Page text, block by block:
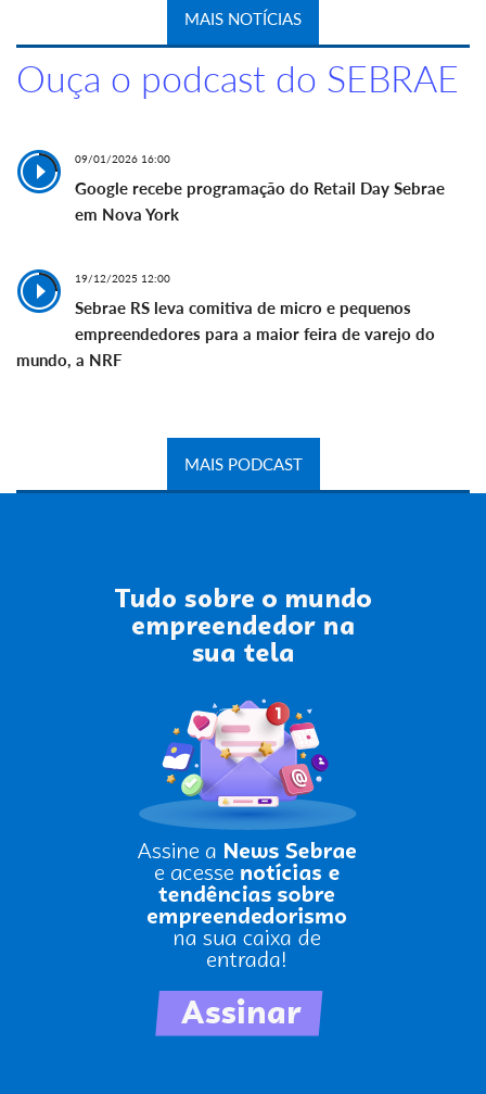
MAIS NOTÍCIAS
Ouça o podcast do SEBRAE
09/01/2026 16:00
Google recebe programação do Retail Day Sebrae
em Nova York
19/12/2025 12:00
Sebrae RS leva comitiva de micro e pequenos
empreendedores para a maior feira de varejo do
mundo, a NRF
MAIS PODCAST